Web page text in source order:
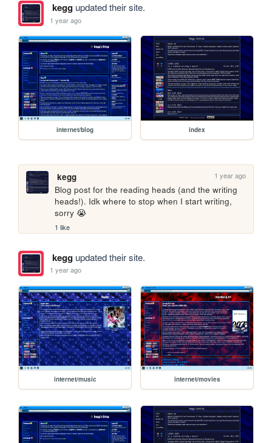
keggupdated their site.
1 year ago
internet/blog index
kegg 1 year ago
Blog post for the reading heads (and the writing
heads!). Idk where to stop when I start writing,
sorry 😭
1 like
keggupdated their site.
1 year ago
internet/music internet/movies